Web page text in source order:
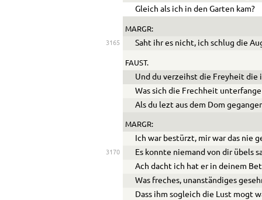
Gleich als ich in den Garten kam?
MARGR:
3165 Saht ihr es nicht, ich schlug die
FAUST.
Und du verzeihst die Freyheit die
Was sich die Frechheit
Als du lezt aus dem Dom
MARGR:
Ich war bestürzt, mir war das nie
3170
Es konnte niemand von dir übels
Ach dacht ich hat er in deinem
Was freches, unanständiges
Dass ihm sogleich die Lust mogt